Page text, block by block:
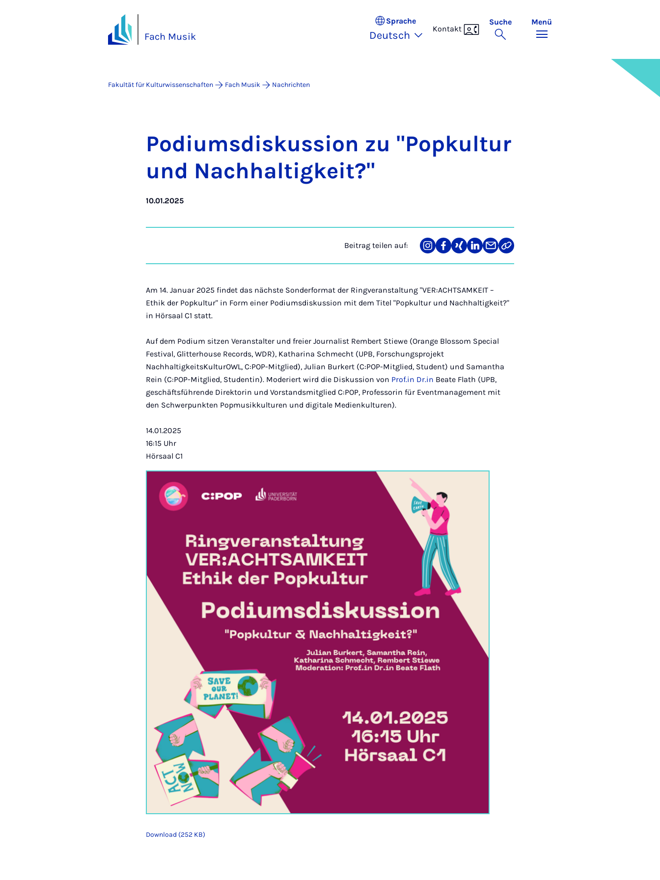
Fach Musik
Sprache
Deutsch
Kontakt
Suche Menü
Fakultät für Kulturwissenschaften Fach Musik Nachrichten
Po­di­ums­dis­kus­si­on zu "Pop­kul­tur
und Nach­hal­tig­keit?"
10.01.2025
Beitrag teilen auf:
Teilen
auf
Teilen
auf
Teilen
auf
Teilen
auf
Teilen
über
Link
kopieren
Am 14. Januar 2025 findet das nächste Sonderformat der Ringveranstaltung "VER:ACHTSAMKEIT –
Ethik der Popkultur" in Form einer Podiumsdiskussion mit dem Titel "Popkultur und Nachhaltigkeit?"
in Hörsaal C1 statt.
Auf dem Podium sitzen Veranstalter und freier Journalist Rembert Stiewe (Orange Blossom Special
Festival, Glitterhouse Records, WDR), Katharina Schmecht (UPB, Forschungsprojekt
NachhaltigkeitsKulturOWL, C:POP-Mitglied), Julian Burkert (C:POP-Mitglied, Student) und Samantha
Rein (C:POP-Mitglied, Studentin). Moderiert wird die Diskussion von Prof.in Dr.in Beate Flath (UPB,
geschäftsführende Direktorin und Vorstandsmitglied C:POP, Professorin für Eventmanagement mit
den Schwerpunkten Popmusikkulturen und digitale Medienkulturen).
14.01.2025
16:15 Uhr
Hörsaal C1
Download (252 KB)